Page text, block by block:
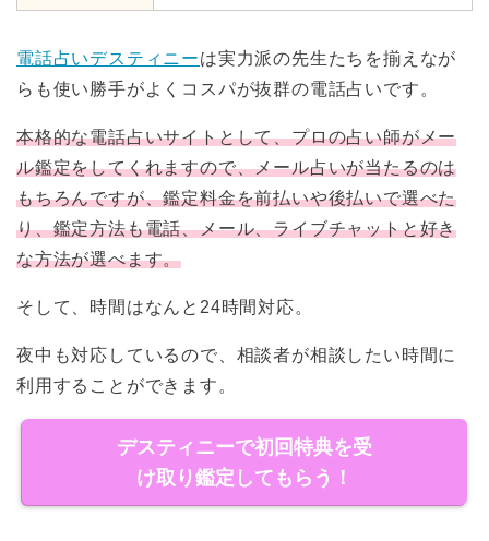
電話占いデスティニーは実力派の先生たちを揃えなが
らも使い勝手がよくコスパが抜群の電話占いです。
本格的な電話占いサイトとして、プロの占い師がメー
ル鑑定をしてくれますので、メール占いが当たるのは
もちろんですが、鑑定料金を前払いや後払いで選べた
り、鑑定方法も電話、メール、ライブチャットと好き
な方法が選べます。
そして、時間はなんと24時間対応。
夜中も対応しているので、相談者が相談したい時間に
利用することができます。
デスティニーで初回特典を受
け取り鑑定してもらう！